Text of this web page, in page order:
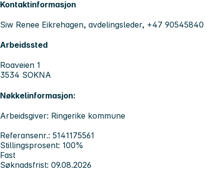
Kontaktinformasjon
Siw Renee Eikrehagen, avdelingsleder, +47 90545840
Arbeidssted
Roaveien 1
3534 SOKNA
Nøkkelinformasjon:
Arbeidsgiver: Ringerike kommune
Referansenr.: 5141175561
Stillingsprosent: 100%
Fast
Søknadsfrist: 09.08.2026